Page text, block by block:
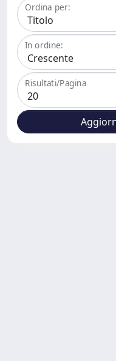
Ordina per:
In ordine:
Risultati/Pagina